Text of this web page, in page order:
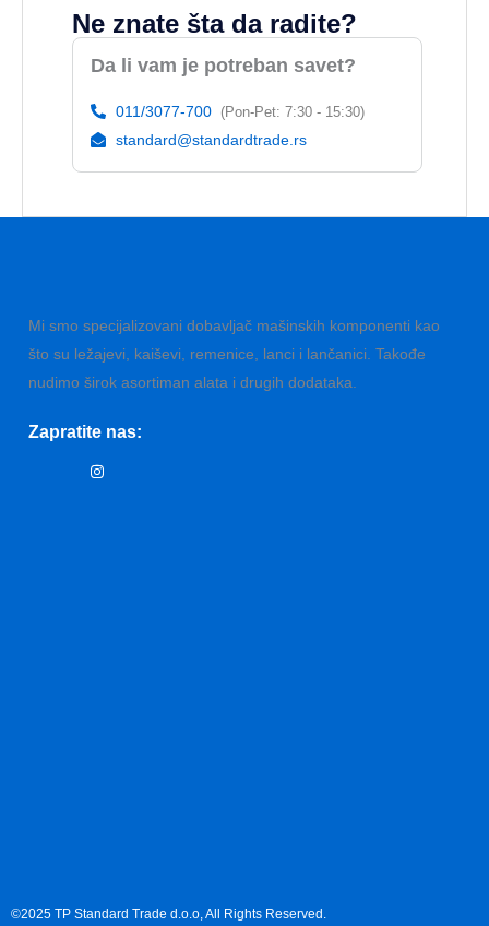
Ne znate šta da radite?
Da li vam je potreban savet?
011/3077-700 (Pon-Pet: 7:30 - 15:30)
standard@standardtrade.rs
Mi smo specijalizovani dobavljač mašinskih komponenti kao
što su ležajevi, kaiševi, remenice, lanci i lančanici. Takođe
nudimo širok asortiman alata i drugih dodataka.
Zapratite nas:
©2025 TP Standard Trade d.o.o, All Rights Reserved.